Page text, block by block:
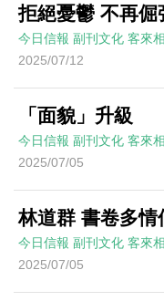
拒絕憂鬱 不再倔
今日信報 副刊文化 客來
2025/07/12
「面貌」升級
今日信報 副刊文化 客來
2025/07/05
林道群 書卷多情
今日信報 副刊文化 客來
2025/07/05